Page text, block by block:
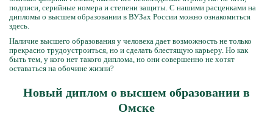
подписи, серийные номера и степени защиты. С нашими расценками на
дипломы о высшем образовании в ВУЗах России можно ознакомиться
здесь.
Наличие высшего образования у человека дает возможность не только
прекрасно трудоустроиться, но и сделать блестящую карьеру. Но как
быть тем, у кого нет такого диплома, но они совершенно не хотят
оставаться на обочине жизни?
Новый диплом о высшем образовании в
Омске